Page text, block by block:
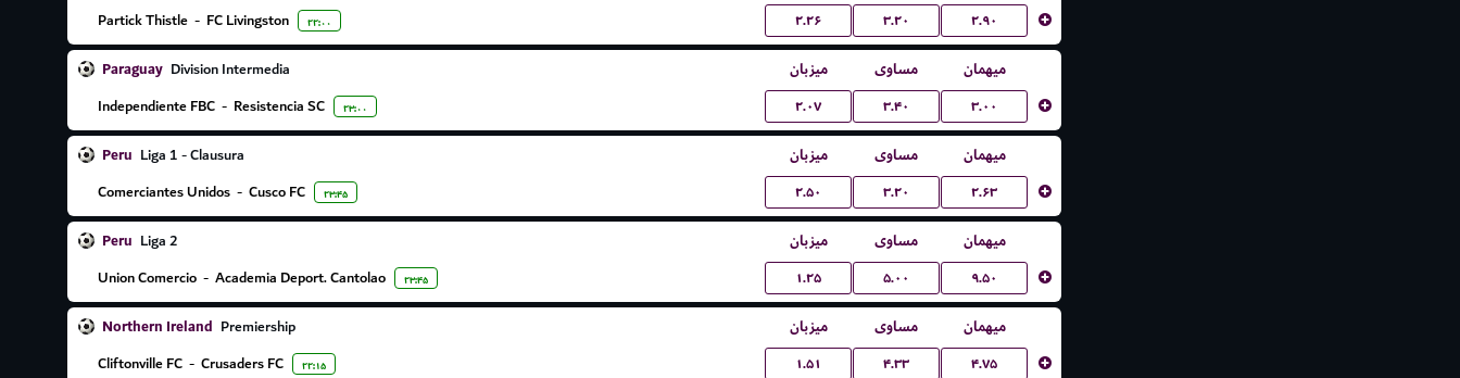
Partick Thistle - FC Livingston ۲۲:۰۰ ۲.۲۶ ۳.۲۰
۲.۹۰
Paraguay Division Intermedia میزبان مساوی میهمان
Independiente FBC - Resistencia SC ۲۳:۰۰ ۲.۰۷ ۳.۴۰
۳.۰۰
Peru Liga 1 - Clausura میزبان مساوی میهمان
Comerciantes Unidos - Cusco FC ۲۳:۴۵ ۲.۵۰ ۳.۲۰
۲.۶۳
Peru Liga 2 میزبان مساوی میهمان
Union Comercio - Academia Deport. Cantolao ۲۳:۴۵ ۱.۲۵ ۵.۰۰
۹.۵۰
Northern Ireland Premiership میزبان مساوی میهمان
Cliftonville FC - Crusaders FC ۲۲:۱۵ ۱.۵۱ ۴.۳۳
۴.۷۵